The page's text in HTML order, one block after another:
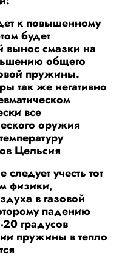
к повышенному
будет
вынос смазки на
общего
пружины.
так же негативно
все
оружия
Цельсия
учесть тот
физики,
в газовой
падению
градусов
пружины в тепло